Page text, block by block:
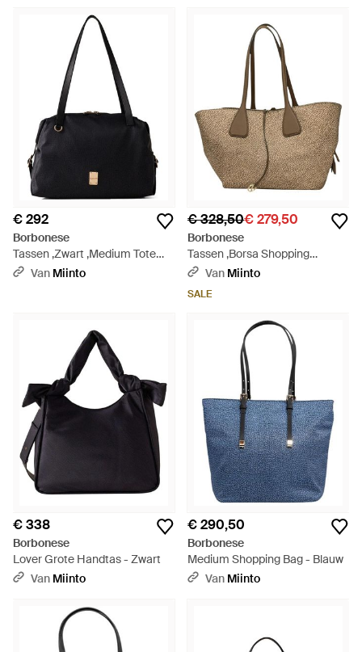
€ 292
Borbonese
Tassen ,Zwart ,Medium Tote
Bag - Zwart
Van Miinto
€ 328,50€ 279,50
Borbonese
Tassen ,Borsa Shopping
Medium - Bruin
Van Miinto
SALE
€ 338
Borbonese
Lover Grote Handtas - Zwart
Van Miinto
€ 290,50
Borbonese
Medium Shopping Bag - Blauw
Van Miinto